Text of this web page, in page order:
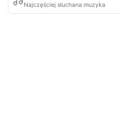
Najczęściej słuchana muzyka